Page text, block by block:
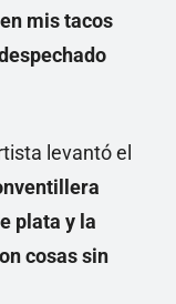
mis tacos
levantó el
plata y la
cosas sin